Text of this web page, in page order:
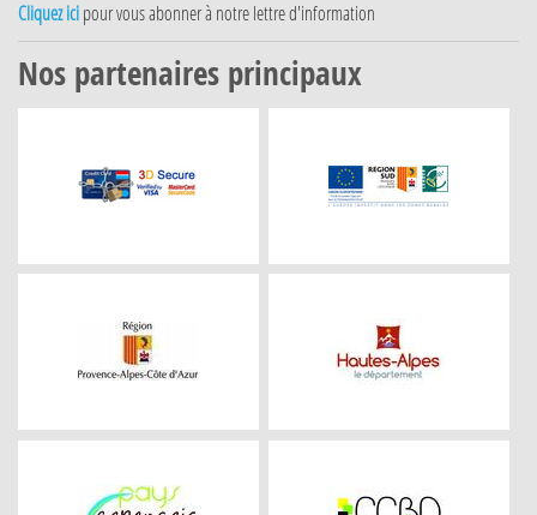
Cliquez ici pour vous abonner à notre lettre d'information
Nos partenaires principaux